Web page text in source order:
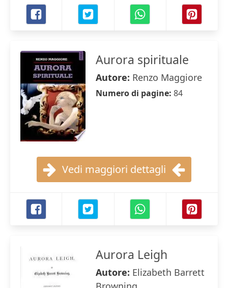
Aurora spirituale
Autore: Renzo Maggiore
Numero di pagine: 84
Vedi maggiori dettagli
Aurora Leigh
Autore: Elizabeth Barrett